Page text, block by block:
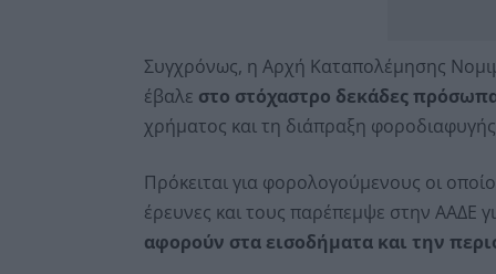
Συγχρόνως, η Αρχή Καταπολέμησης
έβαλε στο στόχαστρο δεκάδες
χρήματος και τη διάπραξη
Πρόκειται για φορολογούμενους οι
έρευνες και τους παρέπεμψε στην ΑΑΔΕ
αφορούν στα εισοδήματα και την